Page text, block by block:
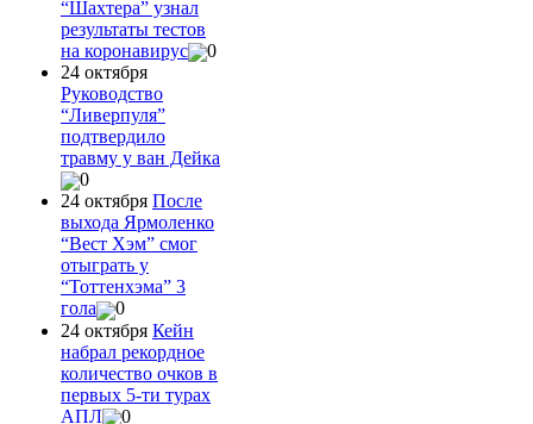
“Шахтера” узнал
результаты тестов
на коронавирус
0
24 октября
Руководство
“Ливерпуля”
подтвердило
травму у ван Дейка
0
24 октября После
выхода Ярмоленко
“Вест Хэм” смог
отыграть у
“Тоттенхэма” 3
гола
0
24 октября Кейн
набрал рекордное
количество очков в
первых 5-ти турах
АПЛ
0